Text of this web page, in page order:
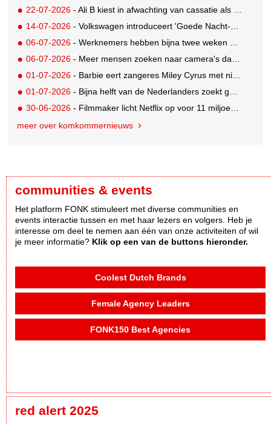
22-07-2026 - Ali B kiest in afwachting van cassatie als spreker voor een nieuw podium
14-07-2026 - Volkswagen introduceert 'Goede Nacht-pakket' waarmee auto flexibele slaapruimte met airco wordt
06-07-2026 - Werknemers hebben bijna twee weken nodig om volledig op te laden
06-07-2026 - Meer mensen zoeken naar camera's dankzij tv-programma Het Perfecte Plaatje
01-07-2026 - Barbie eert zangeres Miley Cyrus met nieuwe Signature Collector pop
01-07-2026 - Bijna helft van de Nederlanders zoekt goedkopere vakantie
30-06-2026 - Filmmaker licht Netflix op voor 11 miljoen dollar; 2,5 jaar celstraf
meer over komkommernieuws
communities & events
Het platform FONK stimuleert met diverse communities en
events interactie tussen en met haar lezers en volgers. Heb je
interesse om deel te nemen aan één van onze activiteiten of wil
je meer informatie? Klik op een van de buttons hieronder.
Coolest Dutch Brands
Female Agency Leaders
FONK150 Best Agencies
red alert 2025